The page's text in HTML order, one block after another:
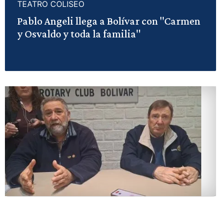
TEATRO COLISEO
Pablo Angeli llega a Bolívar con "Carmen
y Osvaldo y toda la familia"